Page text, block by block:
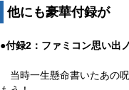
他にも豪華付録が
●付録2：ファミコン思い出
当時一生懸命書いたあの